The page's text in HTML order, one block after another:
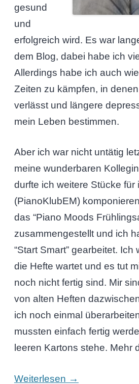
gesund
und
erfolgreich wird. Es war
dem Blog, dabei habe ich
Allerdings habe ich auch
Zeiten zu kämpfen, in
verlässt und längere
mein Leben bestimmen.
Aber ich war nicht untätig
meine wunderbaren
durfte ich weitere Stücke für
(PianoKlubEM)
das “Piano Moods
zusammengestellt und ich
“Start Smart” gearbeitet.
die Hefte wartet und es tut
noch nicht fertig sind. Mir
von alten Heften
ich noch einmal
mussten einfach fertig
leeren Kartons stehe. Mehr
Weiterlesen →